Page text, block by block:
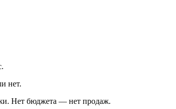
нет.
Нет бюджета — нет продаж.